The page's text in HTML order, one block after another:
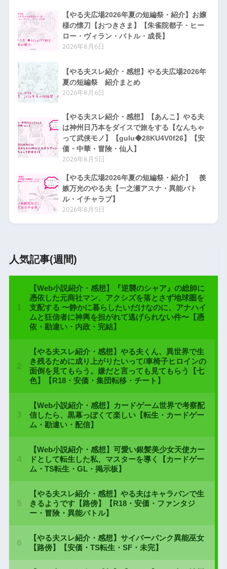
【やる夫広場2026年夏の短編祭・紹介】お嬢
様の懐刀【おつきさま】【朱雀院都子・ヒー
ロー・ヴィラン・バトル・成長】
2026年8月6日
【やる夫スレ紹介・感想】やる夫広場2026年
夏の短編祭 紹介まとめ
2026年8月6日
【やる夫スレ紹介・感想】【あんこ】やる夫
は神州日乃本をダイスで旅をする【なんちゃ
って武侠モノ】【gulu◆28KU4V0f26】【安
価・中華・冒険・仙人】
2026年8月5日
【やる夫広場2026年夏の短編祭・紹介】 羨
嫉万光のやる夫【一之瀬アスナ・異能バト
ル・イチャラブ】
2026年8月5日
人気記事(週間)